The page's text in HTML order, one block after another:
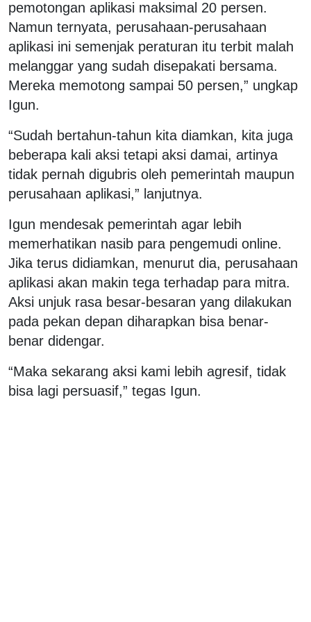
pemotongan aplikasi maksimal 20 persen.
Namun ternyata, perusahaan-perusahaan
aplikasi ini semenjak peraturan itu terbit malah
melanggar yang sudah disepakati bersama.
Mereka memotong sampai 50 persen,” ungkap
Igun.
“Sudah bertahun-tahun kita diamkan, kita juga
beberapa kali aksi tetapi aksi damai, artinya
tidak pernah digubris oleh pemerintah maupun
perusahaan aplikasi,” lanjutnya.
Igun mendesak pemerintah agar lebih
memerhatikan nasib para pengemudi online.
Jika terus didiamkan, menurut dia, perusahaan
aplikasi akan makin tega terhadap para mitra.
Aksi unjuk rasa besar-besaran yang dilakukan
pada pekan depan diharapkan bisa benar-
benar didengar.
“Maka sekarang aksi kami lebih agresif, tidak
bisa lagi persuasif,” tegas Igun.